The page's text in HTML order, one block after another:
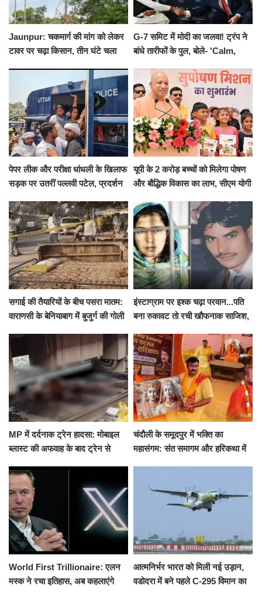
Jaunpur: चकमार्ग की मांग को लेकर
टावर पर चढ़ा किसान, तीन घंटे चला
G-7 समिट में मोदी का जलवा! ट्रंप ने
बांधे तारीफों के पुल, बोले- 'Calm,
पेपर लीक और परीक्षा धांधली के खिलाफ
सड़क पर उतरीं पल्लवी पटेल, प्रदर्शन
यूपी के 2 करोड़ बच्चों को मिलेगा पोषण
और बौद्धिक विकास का लाभ, सीएम योगी
सगाई की तैयारियों के बीच पसरा मातम:
वाराणसी के बेनियाबाग में बुजुर्ग की गोली
इंस्टाग्राम पर इश्क चढ़ा परवान...पति
बना रुकावट तो रची खौफनाक साजिश,
के घाट
MP में दर्दनाक ट्रेन हादसा: मोबाइल
ब्लास्ट की अफवाह के बाद ट्रेन से
रौंदा, 4 की मौत
चंदौली के समूदपुर में भक्ति का
महासंगम: संत समागम और हरिकथा में
World First Trillionaire: एलन
मस्क ने रचा इतिहास, अब कहलाएंगे
आत्मनिर्भर भारत को मिली नई उड़ान,
वडोदरा में बने पहले C-295 विमान का